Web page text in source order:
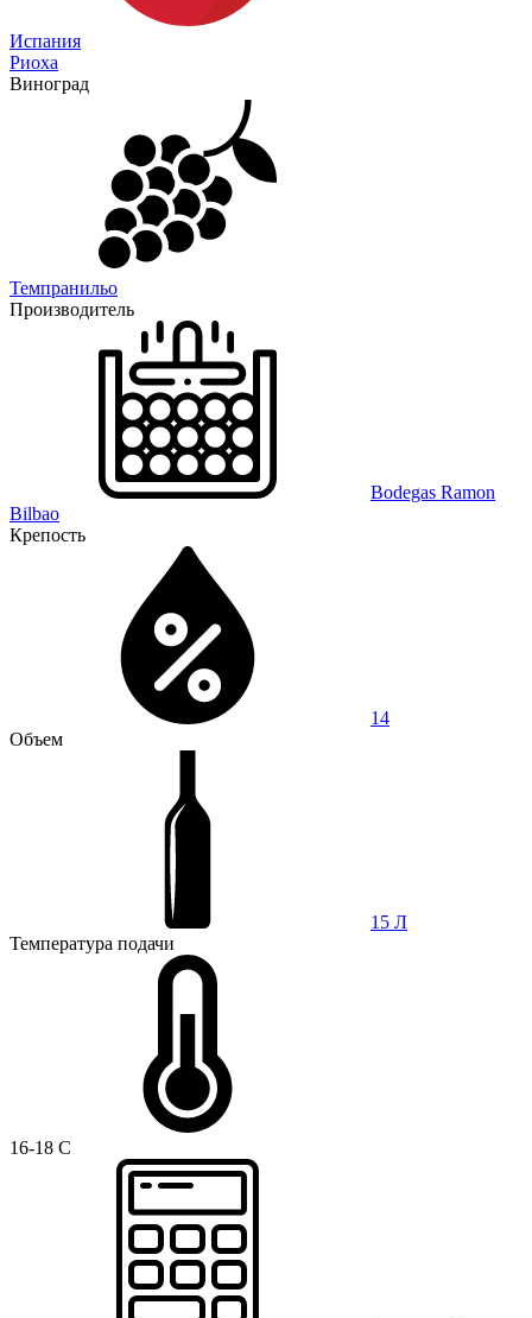
Испания
Риоха
Виноград
Темпранильо
Производитель
Bodegas Ramon
Bilbao
Крепость
14
Объем
15 Л
Температура подачи
16-18 C